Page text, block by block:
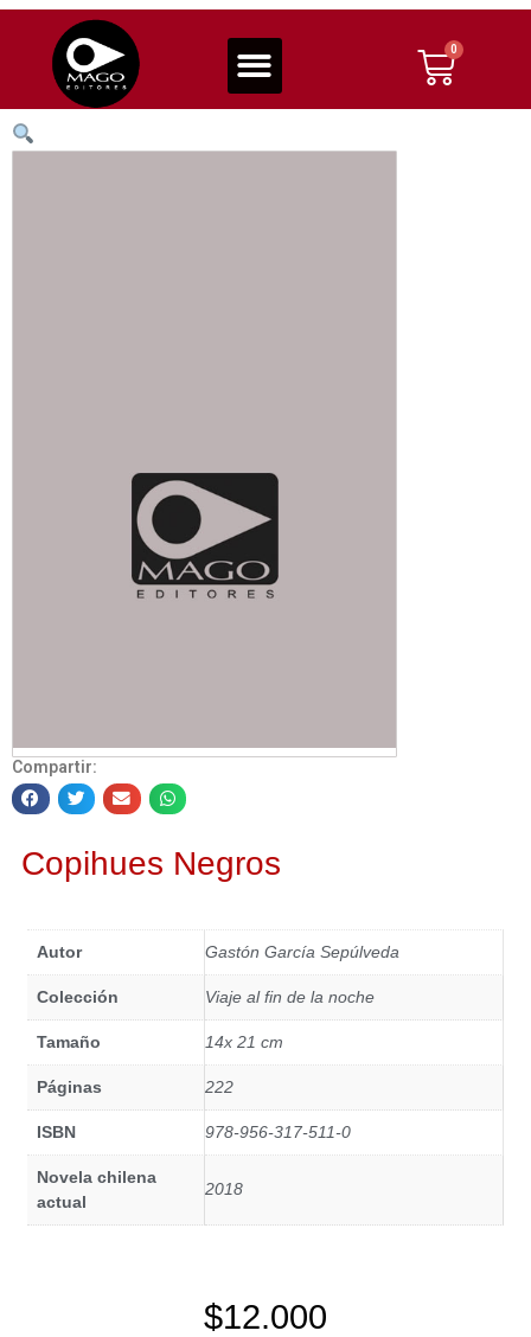
Compartir:
Copihues Negros
Autor Gastón García Sepúlveda
Colección Viaje al fin de la noche
Tamaño 14x 21 cm
Páginas 222
ISBN 978-956-317-511-0
Novela chilena
actual
2018
$12.000